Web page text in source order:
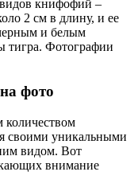
книфофий –
2 см в длину, и ее
и белым
тигра. Фотографии
фото
своими уникальными
видом. Вот
внимание